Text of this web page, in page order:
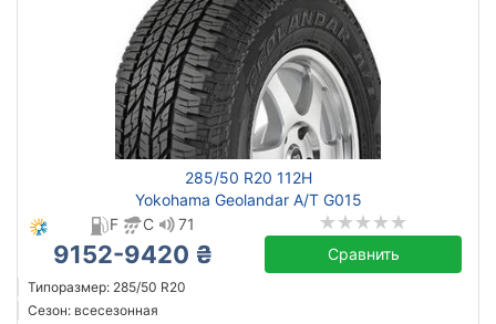
285/50 R20 112H
Yokohama Geolandar A/T G015
F
C 71
9152-9420 ₴ Сравнить
Типоразмер: 285/50 R20
Сезон: всесезонная